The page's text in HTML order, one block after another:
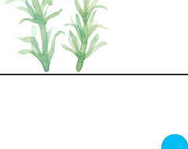
ページの先頭へ